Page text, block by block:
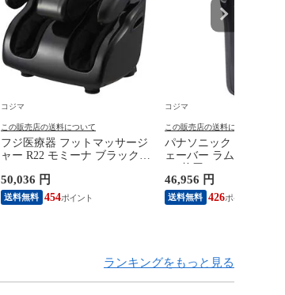
コジマ
この販売店の送料について
フジ医療器 フットマッサージ
ャー R22 モミーナ ブラック
50,036 円
送料無料 454
コジマ
この販売店の送料について
パナソニック Panasonic
ェーバー ラムダッシュ
［6枚刃 /AC100V-240V
フトブラック ES-
46,956 円
送料無料 426
ランキングをもっと見る